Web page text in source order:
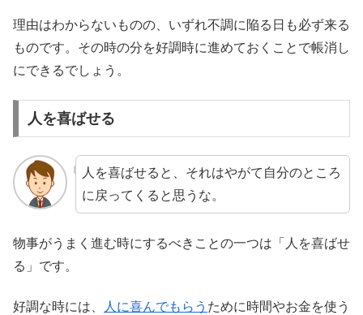
理由はわからないものの、いずれ不調に陥る日も必ず来る
ものです。その時の分を好調時に進めておくことで帳消し
にできるでしょう。
人を喜ばせる
人を喜ばせると、それはやがて自分のところ
に戻ってくると思うな。
物事がうまく進む時にするべきことの一つは「人を喜ばせ
る」です。
好調な時には、 人に喜んでもらう ために時間やお金を使う